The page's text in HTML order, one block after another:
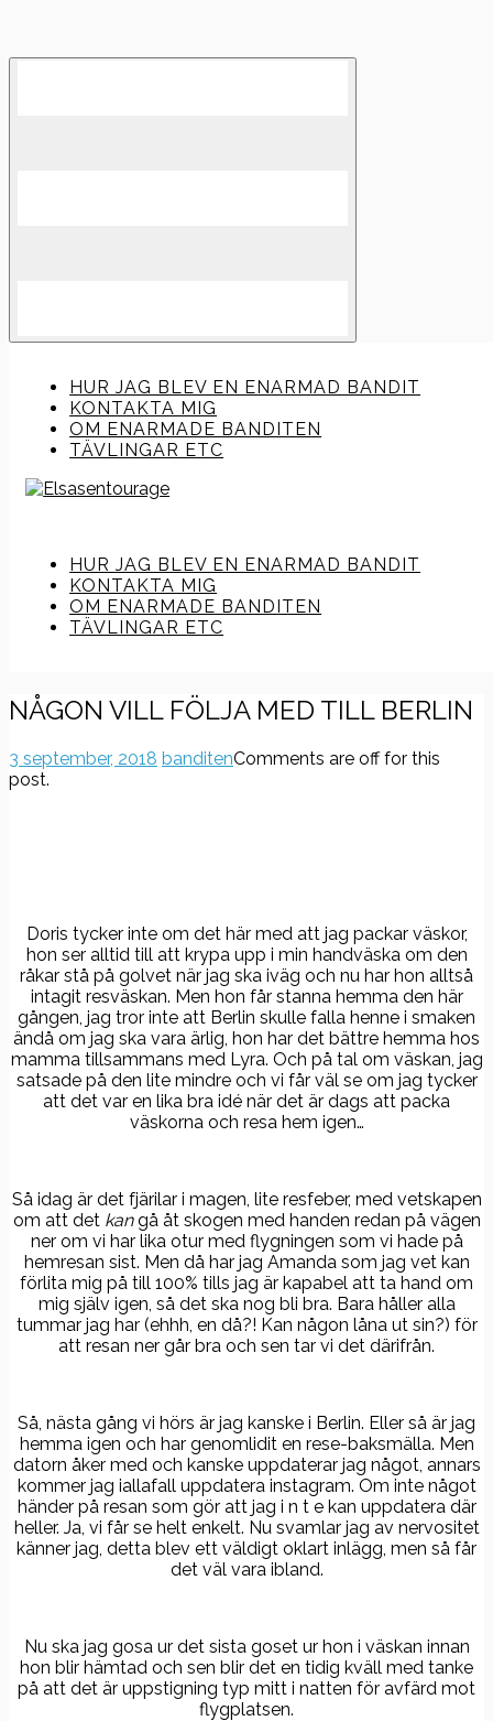
Skip
HUR JAG BLEV EN ENARMAD BANDIT
KONTAKTA MIG
OM ENARMADE BANDITEN
TÄVLINGAR ETC
HUR JAG BLEV EN ENARMAD BANDIT
KONTAKTA MIG
OM ENARMADE BANDITEN
TÄVLINGAR ETC
NÅGON VILL FÖLJA MED TILL BERLIN
3 september, 2018 banditenComments are off for this
post.
Doris tycker inte om det här med att jag packar väskor,
hon ser alltid till att krypa upp i min handväska om den
råkar stå på golvet när jag ska iväg och nu har hon alltså
intagit resväskan. Men hon får stanna hemma den här
gången, jag tror inte att Berlin skulle falla henne i smaken
ändå om jag ska vara ärlig, hon har det bättre hemma hos
mamma tillsammans med Lyra. Och på tal om väskan, jag
satsade på den lite mindre och vi får väl se om jag tycker
att det var en lika bra idé när det är dags att packa
väskorna och resa hem igen…
Så idag är det fjärilar i magen, lite resfeber, med vetskapen
om att det kangå åt skogen med handen redan på vägen
ner om vi har lika otur med flygningen som vi hade på
hemresan sist. Men då har jag Amanda som jag vet kan
förlita mig på till 100% tills jag är kapabel att ta hand om
mig själv igen, så det ska nog bli bra. Bara håller alla
tummar jag har (ehhh, en då?! Kan någon låna ut sin?) för
att resan ner går bra och sen tar vi det därifrån.
Så, nästa gång vi hörs är jag kanske i Berlin. Eller så är jag
hemma igen och har genomlidit en rese-baksmälla. Men
datorn åker med och kanske uppdaterar jag något, annars
kommer jag iallafall uppdatera instagram. Om inte något
händer på resan som gör att jag i n t e kan uppdatera där
heller. Ja, vi får se helt enkelt. Nu svamlar jag av nervositet
känner jag, detta blev ett väldigt oklart inlägg, men så får
det väl vara ibland.
Nu ska jag gosa ur det sista goset ur hon i väskan innan
hon blir hämtad och sen blir det en tidig kväll med tanke
på att det är uppstigning typ mitt i natten för avfärd mot
flygplatsen.